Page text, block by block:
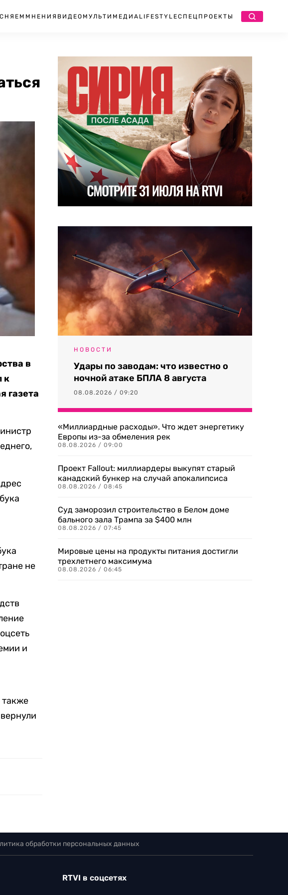
МНЕНИЯ ВИДЕО МУЛЬТИМЕДИА LIFESTYLEСПЕЦПРОЕКТЫ
в
к
газета
не
и
также
НОВОСТИ
Удары по заводам: что известно о
ночной атаке БПЛА 8 августа
08.08.2026 / 09:20
«Миллиардные расходы». Что ждет энергетику
Европы из-за обмеления рек
08.08.2026 / 09:00
Проект Fallout: миллиардеры выкупят старый
канадский бункер на случай апокалипсиса
08.08.2026 / 08:45
Суд заморозил строительство в Белом доме
бального зала Трампа за $400 млн
08.08.2026 / 07:45
Мировые цены на продукты питания достигли
трехлетнего максимума
08.08.2026 / 06:45
обработки персональных данных
RTVI в соцсетях